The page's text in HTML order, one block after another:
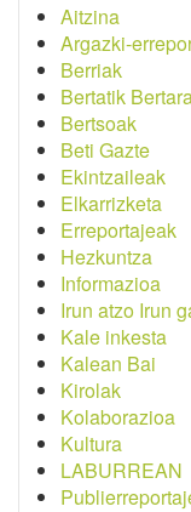
Aitzina
Argazki-
Berriak
Bertatik
Bertsoak
Beti Gazte
Ekintzaileak
Elkarrizketa
Erreportajeak
Hezkuntza
Informazioa
Irun atzo Irun
Kale inkesta
Kalean Bai
Kirolak
Kolaborazioa
Kultura
LABURREAN